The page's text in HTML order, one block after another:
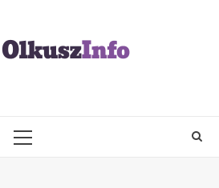
PRIMARY